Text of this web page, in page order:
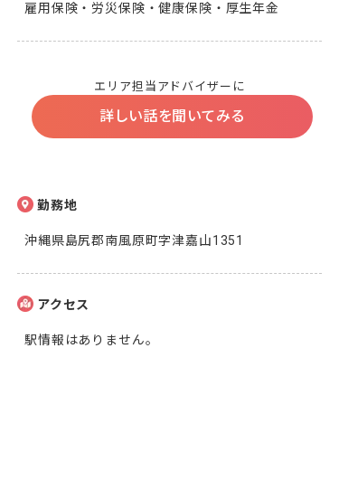
雇用保険・労災保険・健康保険・厚生年金
エリア担当アドバイザーに
詳しい話を聞いてみる
勤務地
沖縄県島尻郡南風原町字津嘉山1351
アクセス
駅情報はありません。